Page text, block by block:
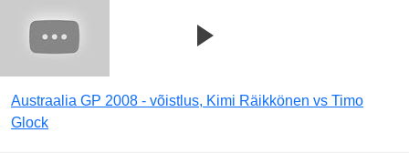
Austraalia GP 2008 - võistlus, Kimi Räikkönen vs Timo
Glock